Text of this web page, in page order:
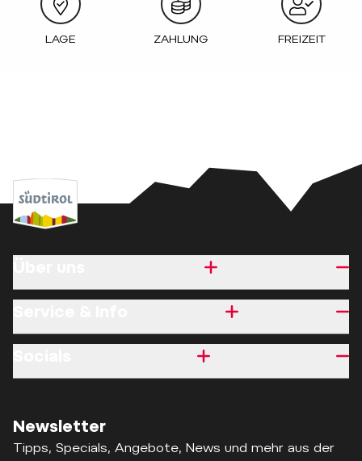
LAGE ZAHLUNG FREIZEIT
Newsletter
Tipps, Specials, Angebote, News und mehr aus der